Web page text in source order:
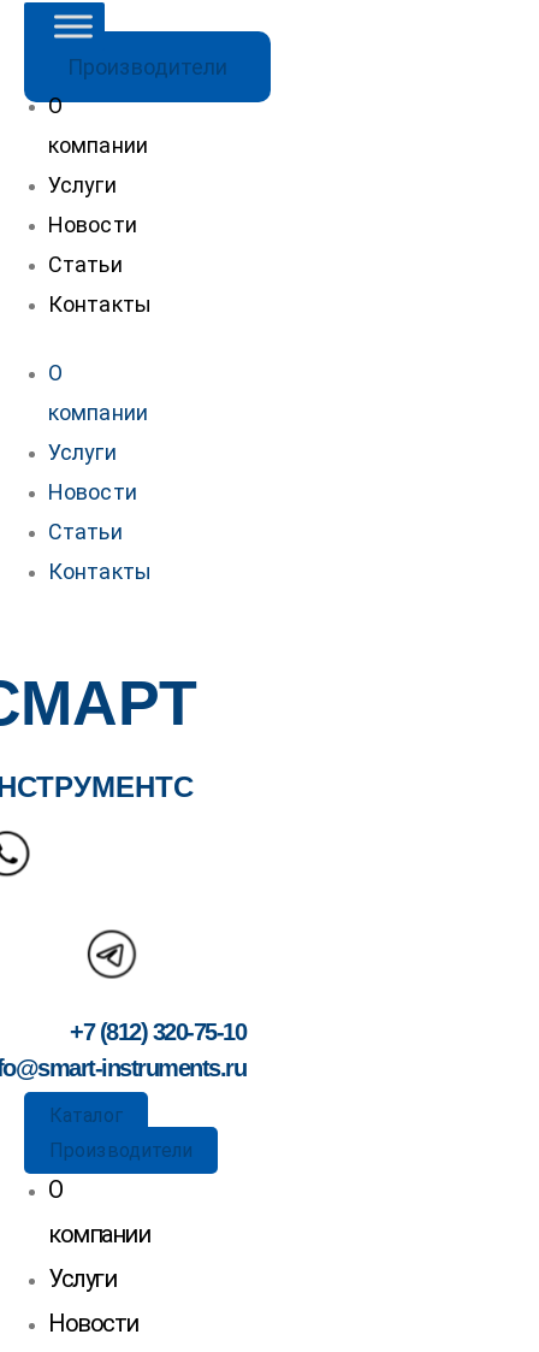
Производители
О
компании
Услуги
Новости
Статьи
Контакты
О
компании
Услуги
Новости
Статьи
Контакты
+7 (812) 320-75-10
instruments.ru
Каталог
Производители
О
компании
Услуги
Новости